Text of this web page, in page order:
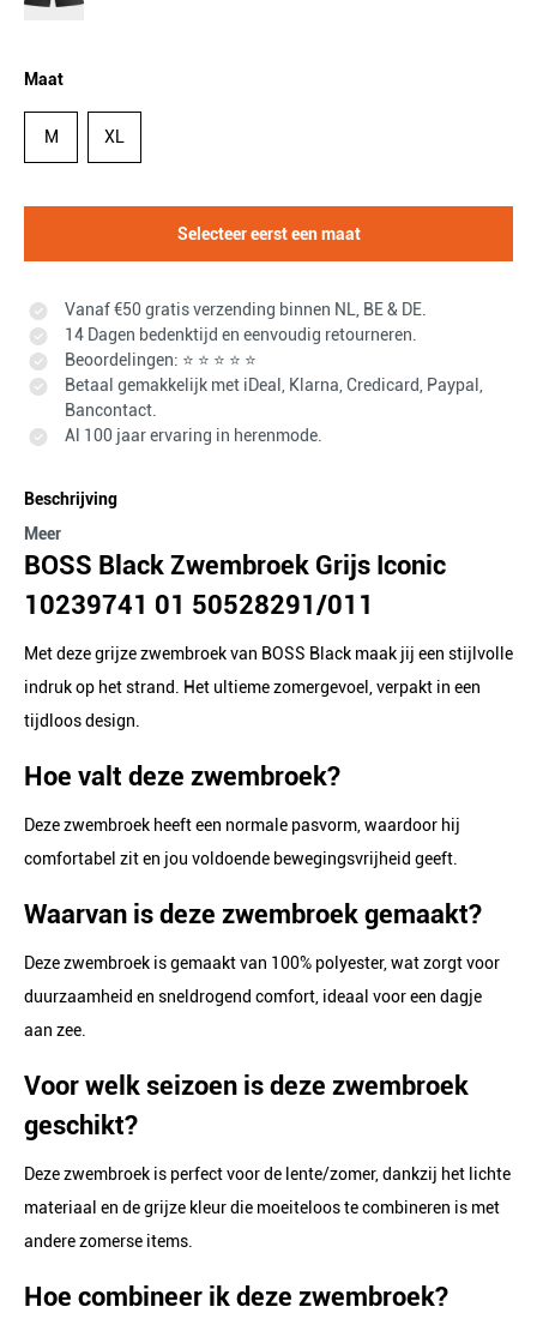
Maat
M XL
Selecteer eerst een maat
Vanaf €50 gratis verzending binnen NL, BE & DE.
14 Dagen bedenktijd en eenvoudig retourneren.
Beoordelingen: ⭐ ⭐ ⭐ ⭐ ⭐
Betaal gemakkelijk met iDeal, Klarna, Credicard, Paypal,
Bancontact.
Al 100 jaar ervaring in herenmode.
Beschrijving
Meer
BOSS Black Zwembroek Grijs Iconic
10239741 01 50528291/011
Met deze grijze zwembroek van BOSS Black maak jij een stijlvolle
indruk op het strand. Het ultieme zomergevoel, verpakt in een
tijdloos design.
Hoe valt deze zwembroek?
Deze zwembroek heeft een normale pasvorm, waardoor hij
comfortabel zit en jou voldoende bewegingsvrijheid geeft.
Waarvan is deze zwembroek gemaakt?
Deze zwembroek is gemaakt van 100% polyester, wat zorgt voor
duurzaamheid en sneldrogend comfort, ideaal voor een dagje
aan zee.
Voor welk seizoen is deze zwembroek
geschikt?
Deze zwembroek is perfect voor de lente/zomer, dankzij het lichte
materiaal en de grijze kleur die moeiteloos te combineren is met
andere zomerse items.
Hoe combineer ik deze zwembroek?